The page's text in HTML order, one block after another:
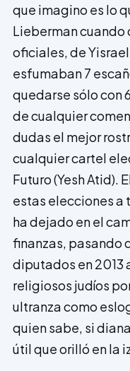
que imagino es lo
Lieberman cuando
oficiales, de
esfumaban 7
quedarse sólo con
de cualquier
dudas el mejor
cualquier cartel
Futuro (Yesh Atid).
estas elecciones a
ha dejado en el
finanzas, pasando
diputados en 2013
religiosos judíos
ultranza como
quien sabe, si
útil que orilló en la